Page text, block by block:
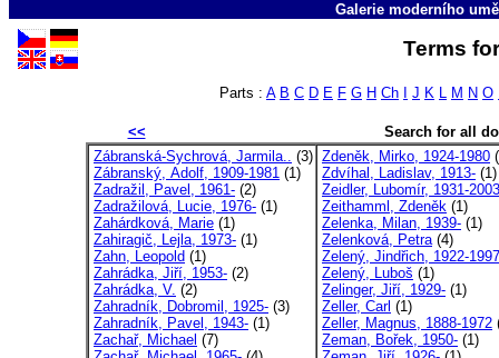
Galerie moderního
Terms
Parts : A B C D E F G H Ch J K L M N O
<<
Search for all
Zábranská-Sychrová, Jarmila.. (3)
Zábranský, Adolf, 1909-1981 (1)
Zadražil, Pavel, 1961- (2)
Zadražilová, Lucie, 1976- (1)
Zahárdková, Marie (1)
Zahiragič, Lejla, 1973- (1)
Zahn, Leopold (1)
Zahrádka, Jiří, 1953- (2)
Zahrádka, V. (2)
Zahradník, Dobromil, 1925- (3)
Zahradník, Pavel, 1943- (1)
Zachař, Michael (7)
Zdeněk, Mirko, 1924-1980
Zdvíhal, Ladislav, 1913- (1)
Zeidler, Lubomír, 1931-2003
Zeithamml, Zdeněk (1)
Zelenka, Milan, 1939- (1)
Zelenková, Petra(4)
Zelený, Jindřich, 1922-1997
Zelený, Luboš (1)
Zelinger, Jiří, 1929- (1)
Zeller, Carl (1)
Zeller, Magnus, 1888-1972
Zeman, Bořek, 1950- (1)